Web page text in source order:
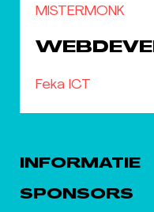
MISTERMONK
Feka ICT
INFORMATIE
SPONSORS